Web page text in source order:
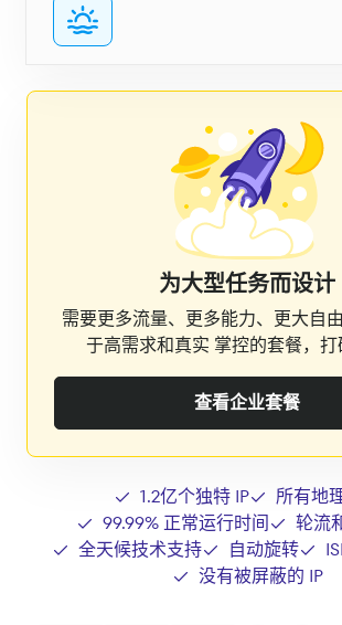
为大型任务而设计
需要更多流量、更多能力、更大自
于高需求和真实 掌控的套餐，打
查看企业套餐
1.2亿个独特 IP
所有地
99.99% 正常运行时间
轮流
全天候技术支持
自动旋转
没有被屏蔽的 IP